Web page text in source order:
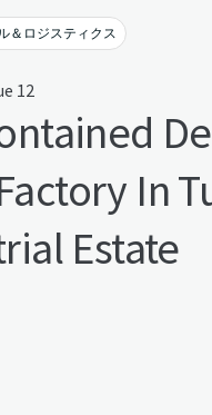
＆ロジスティクス
12
In
Estate